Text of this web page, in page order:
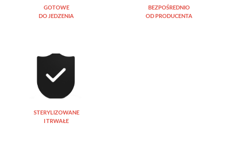
GOTOWE
DO JEDZENIA
BEZPOŚREDNIO
OD PRODUCENTA
STERYLIZOWANE
I TRWAŁE